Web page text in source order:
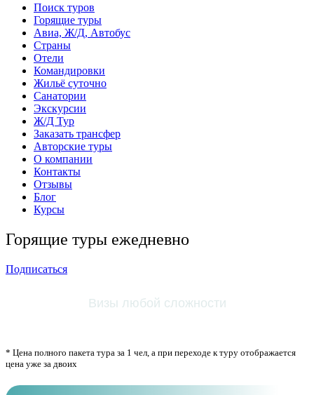
Поиск туров
Горящие туры
Авиа, Ж/Д, Автобус
Страны
Отели
Командировки
Жильё суточно
Санатории
Экскурсии
Ж/Д Тур
Заказать трансфер
Авторские туры
О компании
Контакты
Отзывы
Блог
Курсы
Горящие туры ежедневно
Подписаться
Огромная база отелей
* Цена полного пакета тура за 1 чел, а при переходе к туру отображается
цена уже за двоих